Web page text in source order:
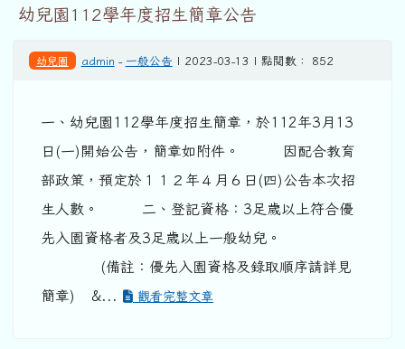
幼兒園112學年度招生簡章公告
幼兒園 admin - 一般公告 | 2023-03-13 | 點閱數： 852
一、幼兒園112學年度招生簡章，於112年3月13
日(一)開始公告，簡章如附件。 因配合教育
部政策，預定於１１２年４月６日(四)公告本次招
生人數。 二、登記資格：3足歲以上符合優
先入園資格者及3足歲以上一般幼兒。
(備註：優先入園資格及錄取順序請詳見
簡章) &...
觀看完整文章